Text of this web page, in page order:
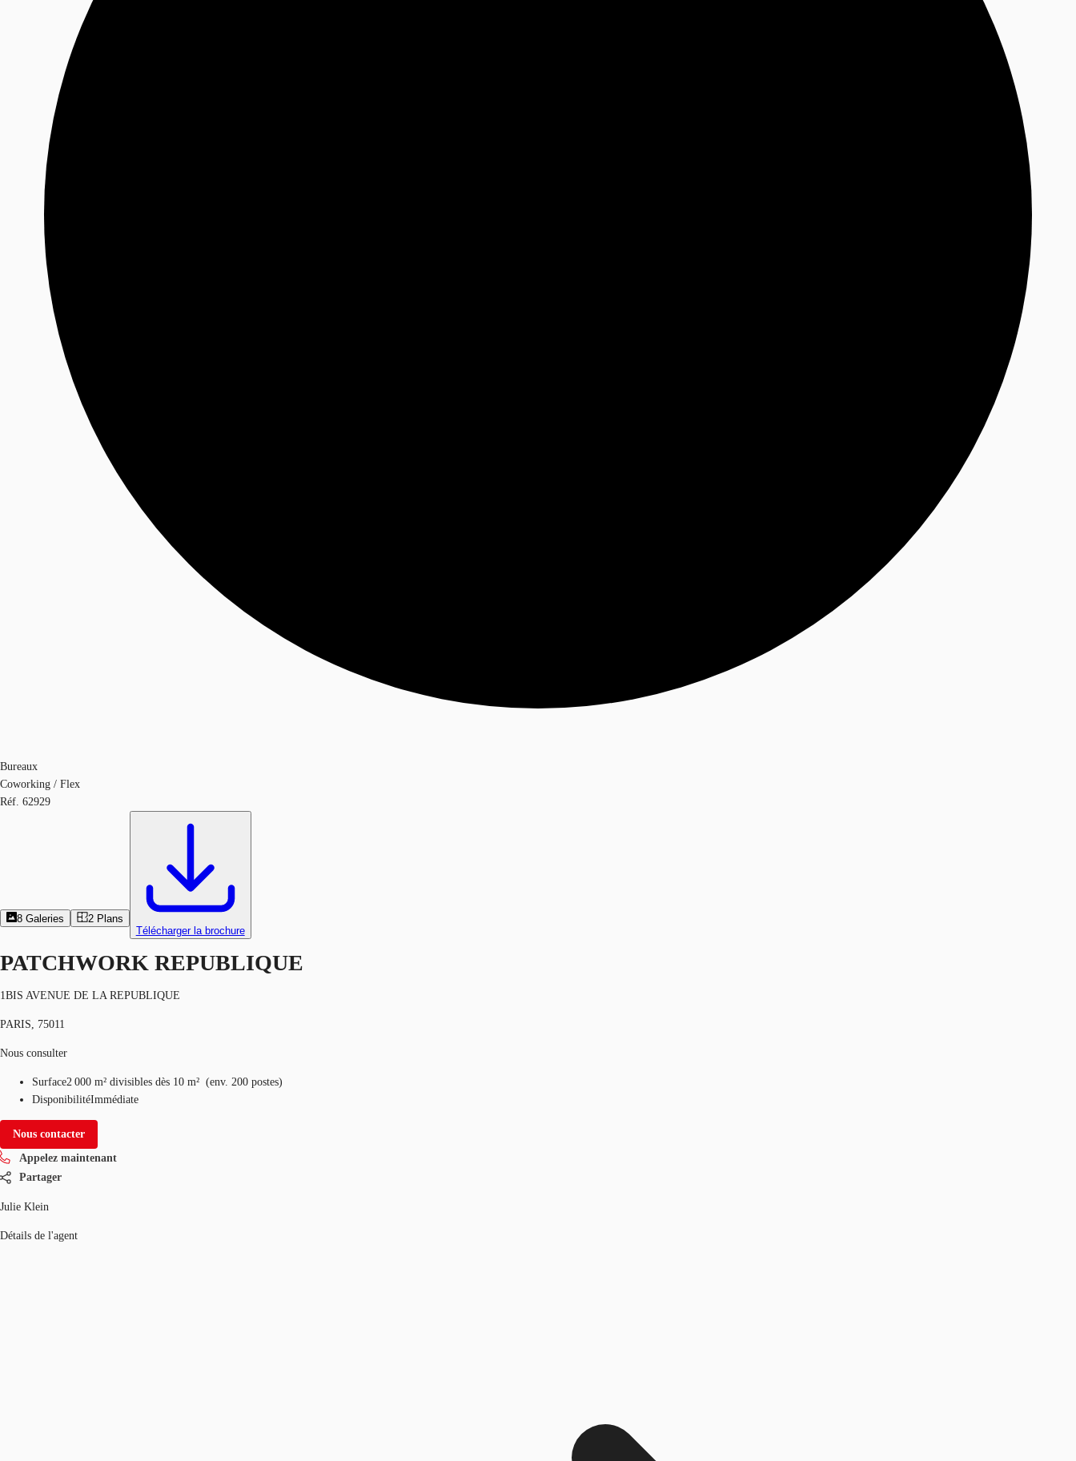
Bureaux
Coworking / Flex
Réf. 62929
8 Galeries 2 Plans
Télécharger la brochure
PATCHWORK REPUBLIQUE
1BIS AVENUE DE LA REPUBLIQUE
PARIS, 75011
Nous consulter
Surface2 000 m² divisibles dès 10 m² (env. 200 postes)
DisponibilitéImmédiate
Nous contacter
Appelez maintenant
Partager
Julie Klein
Détails de l'agent